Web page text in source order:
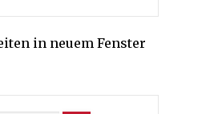
in neuem Fenster